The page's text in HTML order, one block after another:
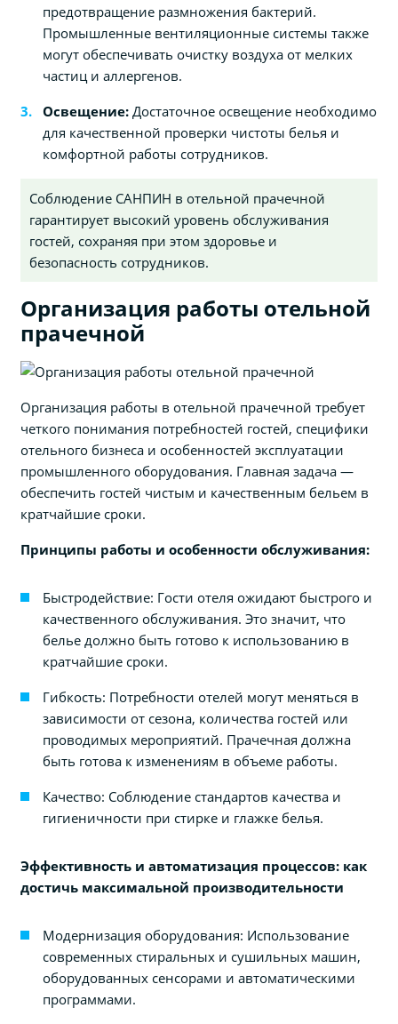
предотвращение размножения бактерий.
Промышленные вентиляционные системы также
могут обеспечивать очистку воздуха от мелких
частиц и аллергенов.
Освещение: Достаточное освещение необходимо
для качественной проверки чистоты белья и
комфортной работы сотрудников.
Соблюдение САНПИН в отельной прачечной
гарантирует высокий уровень обслуживания
гостей, сохраняя при этом здоровье и
безопасность сотрудников.
Организация работы отельной
прачечной
Организация работы в отельной прачечной требует
четкого понимания потребностей гостей, специфики
отельного бизнеса и особенностей эксплуатации
промышленного оборудования. Главная задача —
обеспечить гостей чистым и качественным бельем в
кратчайшие сроки.
Принципы работы и особенности обслуживания:
Быстродействие: Гости отеля ожидают быстрого и
качественного обслуживания. Это значит, что
белье должно быть готово к использованию в
кратчайшие сроки.
Гибкость: Потребности отелей могут меняться в
зависимости от сезона, количества гостей или
проводимых мероприятий. Прачечная должна
быть готова к изменениям в объеме работы.
Качество: Соблюдение стандартов качества и
гигиеничности при стирке и глажке белья.
Эффективность и автоматизация процессов: как
достичь максимальной производительности
Модернизация оборудования: Использование
современных стиральных и сушильных машин,
оборудованных сенсорами и автоматическими
программами.